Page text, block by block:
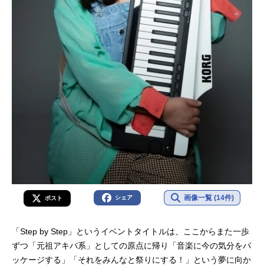
ポスト シェア 画像一覧 (14件)
「Step by Step」というイベントタイトルは、ここからまた一歩
ずつ「元祖アキバ系」としての原点に帰り「音楽に今の気分をパ
ッケージする」「それをみんなと祭りにする！」という夢に向か